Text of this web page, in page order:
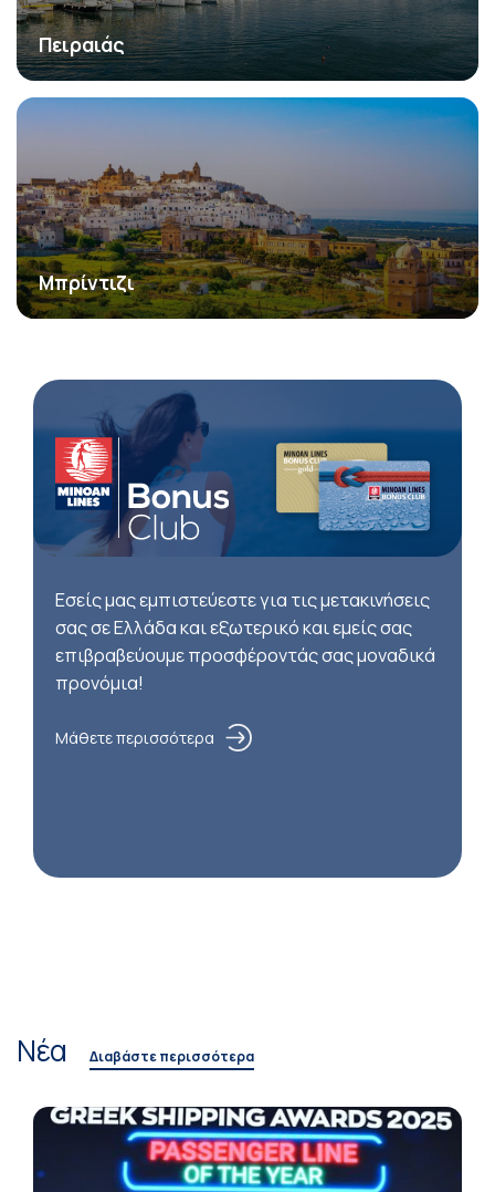
Πειραιάς
Μπρίντιζι
Εσείς μας εμπιστεύεστε για τις μετακινήσεις
σας σε Ελλάδα και εξωτερικό και εμείς σας
επιβραβεύουμε προσφέροντάς σας μοναδικά
προνόμια!
Μάθετε περισσότερα
Νέα Διαβάστε περισσότερα